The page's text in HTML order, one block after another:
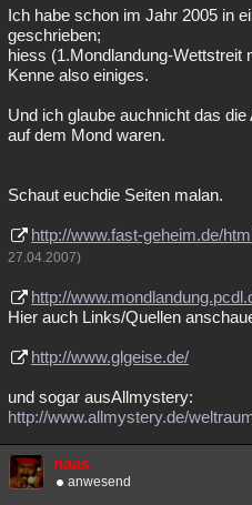
Ich habe schon im Jahr 2005 in
geschrieben;
hiess (1.Mondlandung-Wettstreit
Kenne also einiges.
Und ich glaube auchnicht das
auf dem Mond waren.
Schaut euchdie Seiten malan.
http://www.fast-geheim.de/
27.04.2007)
http://
Hier auch Links/Quellen
http://www.glgeise.de/
und sogar ausAllmystery:
http://www.allmystery.de/
naas
anwesend